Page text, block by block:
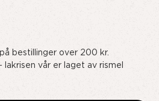
bestillinger over 200 kr.
vår er laget av rismel